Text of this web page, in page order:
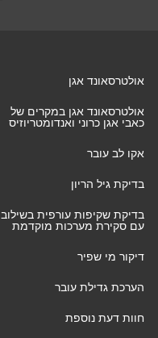
אולטרסאונד אגן
אולטרסאונד אגן במקרים של
כאבי אגן כרוני ואנדומטריוזיס
אקו לב עובר
בדיקת גיל הריון
בדיקת שקיפות עורפית בשילוב
עם סקירת מערכות מוקדמת
דיקור מי שפיר
הערכת גדילת עובר
חוות דעת נוספת